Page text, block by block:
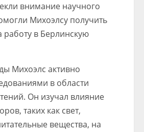
внимание научного
Михоэлсу получить
в Берлинскую
Михоэлс активно
в области
Он изучал влияние
таких как свет,
вещества, на